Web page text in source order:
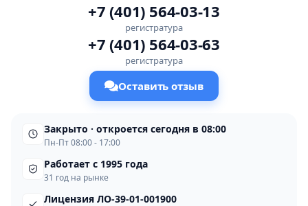
+7 (401) 564-03-13
регистратура
+7 (401) 564-03-63
регистратура
Оставить отзыв
Закрыто · откроется сегодня в 08:00
Пн-Пт 08:00 - 17:00
Работает с 1995 года
31 год на рынке
Лицензия ЛО-39-01-001900